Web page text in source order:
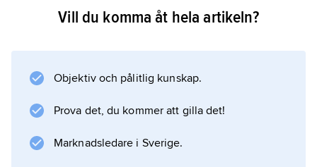
Information om artikeln
Vill du komma åt hela artikeln?
Objektiv och pålitlig kunskap.
Prova det, du kommer att gilla det!
Marknadsledare i Sverige.